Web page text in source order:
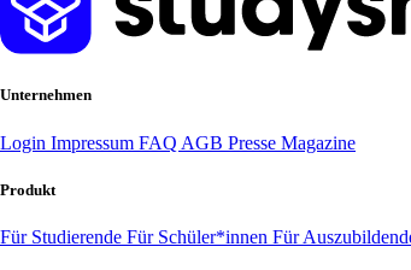
Unternehmen
Login Impressum FAQ AGB Presse Magazine
Produkt
Für Studierende Für Schüler*innen Für